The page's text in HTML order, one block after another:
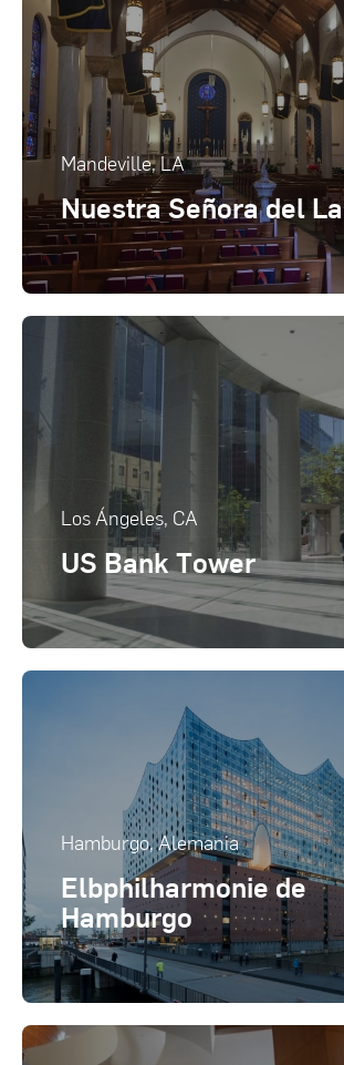
Mandeville, LA
Nuestra Señora del
Los Ángeles, CA
US Bank Tower
Hamburgo, Alemania
Elbphilharmonie de
Hamburgo